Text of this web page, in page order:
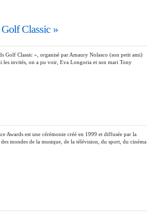
Classic »
Golf Classic », organisé par Amaury Nolasco (son petit ami)
les invités, on a pu voir, Eva Longoria et son mari Tony
Awards est une cérémonie créé en 1999 et diffusée par la
mondes de la musique, de la télévision, du sport, du cinéma